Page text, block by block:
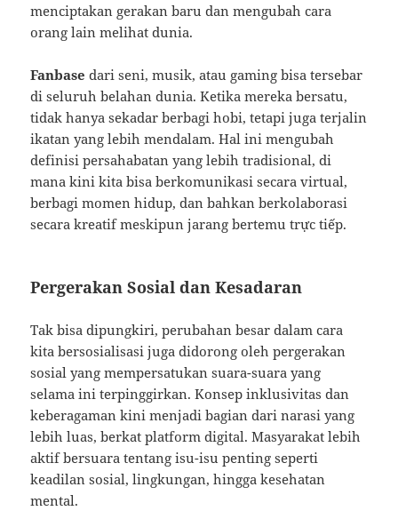
menciptakan gerakan baru dan mengubah cara
orang lain melihat dunia.
Fanbase dari seni, musik, atau gaming bisa tersebar
di seluruh belahan dunia. Ketika mereka bersatu,
tidak hanya sekadar berbagi hobi, tetapi juga terjalin
ikatan yang lebih mendalam. Hal ini mengubah
definisi persahabatan yang lebih tradisional, di
mana kini kita bisa berkomunikasi secara virtual,
berbagi momen hidup, dan bahkan berkolaborasi
secara kreatif meskipun jarang bertemu trực tiếp.
Pergerakan Sosial dan Kesadaran
Tak bisa dipungkiri, perubahan besar dalam cara
kita bersosialisasi juga didorong oleh pergerakan
sosial yang mempersatukan suara-suara yang
selama ini terpinggirkan. Konsep inklusivitas dan
keberagaman kini menjadi bagian dari narasi yang
lebih luas, berkat platform digital. Masyarakat lebih
aktif bersuara tentang isu-isu penting seperti
keadilan sosial, lingkungan, hingga kesehatan
mental.